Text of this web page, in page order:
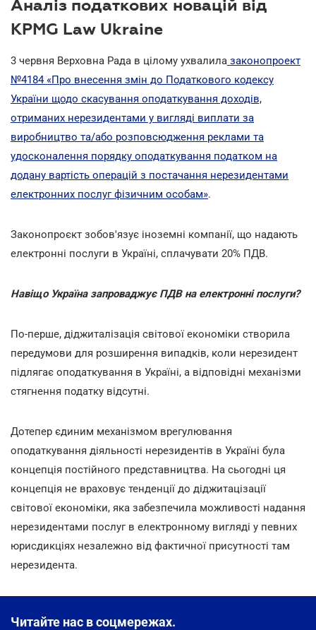
Аналіз податкових новацій від
KPMG Law Ukraine
3 червня Верховна Рада в цілому ухвалила законопроект
№4184 «Про внесення змін до Податкового кодексу
України щодо скасування оподаткування доходів,
отриманих нерезидентами у вигляді виплати за
виробництво та/або розповсюдження реклами та
удосконалення порядку оподаткування податком на
додану вартість операцій з постачання нерезидентами
електронних послуг фізичним особам».
Законопроєкт зобов'язує іноземні компанії, що надають
електронні послуги в Україні, сплачувати 20% ПДВ.
Навіщо Україна запроваджує ПДВ на електронні послуги?
По-перше, діджиталізація світової економіки створила
передумови для розширення випадків, коли нерезидент
підлягає оподаткування в Україні, а відповідні механізми
стягнення податку відсутні.
Дотепер єдиним механізмом врегулювання
оподаткування діяльності нерезидентів в Україні була
концепція постійного представництва. На сьогодні ця
концепція не враховує тенденції до діджитацізації
світової економіки, яка забезпечила можливості надання
нерезидентами послуг в електронному вигляді у певних
юрисдикціях незалежно від фактичної присутності там
нерезидента.
Читайте нас в соцмережах.